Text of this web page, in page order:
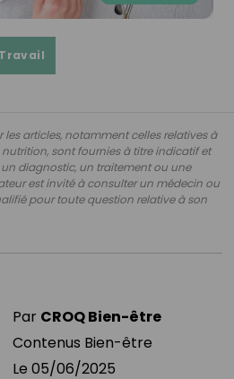
Travail
les articles, notamment celles relatives à
sont fournies à titre indicatif et
diagnostic, un traitement ou une
est invité à consulter un médecin ou
pour toute question relative à son
Par CROQ Bien-être
Contenus Bien-être
Le 05/06/2025